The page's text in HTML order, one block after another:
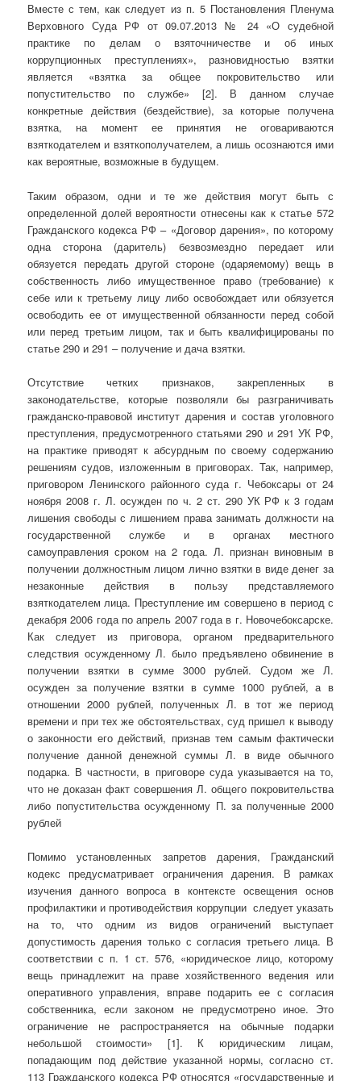
Вместе с тем, как следует из п. 5 Постановления Пленума
Верховного Суда РФ от 09.07.2013 № 24 «О судебной
практике по делам о взяточничестве и об иных
коррупционных преступлениях», разновидностью взятки
является «взятка за общее покровительство или
попустительство по службе» [2]. В данном случае
конкретные действия (бездействие), за которые получена
взятка, на момент ее принятия не оговариваются
взяткодателем и взяткополучателем, а лишь осознаются ими
как вероятные, возможные в будущем.
Таким образом, одни и те же действия могут быть с
определенной долей вероятности отнесены как к статье 572
Гражданского кодекса РФ – «Договор дарения», по которому
одна сторона (даритель) безвозмездно передает или
обязуется передать другой стороне (одаряемому) вещь в
собственность либо имущественное право (требование) к
себе или к третьему лицу либо освобождает или обязуется
освободить ее от имущественной обязанности перед собой
или перед третьим лицом, так и быть квалифицированы по
статье 290 и 291 – получение и дача взятки.
Отсутствие четких признаков, закрепленных в
законодательстве, которые позволяли бы разграничивать
гражданско-правовой институт дарения и состав уголовного
преступления, предусмотренного статьями 290 и 291 УК РФ,
на практике приводят к абсурдным по своему содержанию
решениям судов, изложенным в приговорах. Так, например,
приговором Ленинского районного суда г. Чебоксары от 24
ноября 2008 г. Л. осужден по ч. 2 ст. 290 УК РФ к 3 годам
лишения свободы с лишением права занимать должности на
государственной службе и в органах местного
самоуправления сроком на 2 года. Л. признан виновным в
получении должностным лицом лично взятки в виде денег за
незаконные действия в пользу представляемого
взяткодателем лица. Преступление им совершено в период с
декабря 2006 года по апрель 2007 года в г. Новочебоксарске.
Как следует из приговора, органом предварительного
следствия осужденному Л. было предъявлено обвинение в
получении взятки в сумме 3000 рублей. Судом же Л.
осужден за получение взятки в сумме 1000 рублей, а в
отношении 2000 рублей, полученных Л. в тот же период
времени и при тех же обстоятельствах, суд пришел к выводу
о законности его действий, признав тем самым фактически
получение данной денежной суммы Л. в виде обычного
подарка. В частности, в приговоре суда указывается на то,
что не доказан факт совершения Л. общего покровительства
либо попустительства осужденному П. за полученные 2000
рублей
Помимо установленных запретов дарения, Гражданский
кодекс предусматривает ограничения дарения. В рамках
изучения данного вопроса в контексте освещения основ
профилактики и противодействия коррупции следует указать
на то, что одним из видов ограничений выступает
допустимость дарения только с согласия третьего лица. В
соответствии с п. 1 ст. 576, «юридическое лицо, которому
вещь принадлежит на праве хозяйственного ведения или
оперативного управления, вправе подарить ее с согласия
собственника, если законом не предусмотрено иное. Это
ограничение не распространяется на обычные подарки
небольшой стоимости» [1]. К юридическим лицам,
попадающим под действие указанной нормы, согласно ст.
113 Гражданского кодекса РФ относятся «государственные и